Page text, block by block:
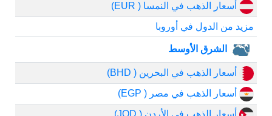
أسعار الذهب في النمسا ( EUR)
مزيد من الدول في أوروبا
الشرق الأوسط
أسعار الذهب في البحرين ( BHD)
أسعار الذهب في مصر ( EGP)
أسعار الذهب في الأردن ( JOD)